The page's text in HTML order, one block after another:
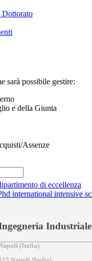
Dottorato
sarà possibile gestire:
e della Giunta
Assenze
Industriale
(Italia)